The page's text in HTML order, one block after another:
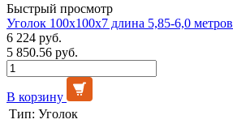
Быстрый просмотр
Уголок 100х100х7 длина 5,85-6,0 метров
6 224 руб.
5 850.56 руб.
В корзину
Тип: Уголок